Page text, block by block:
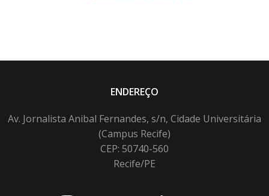
ENDEREÇO
Av. Jornalista Anibal Fernandes, s/n, Cidade Universitária
(Campus Recife)
CEP: 50740-560
Recife/PE